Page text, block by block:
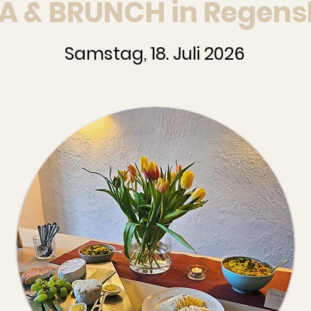
& BRUNCH in
Samstag, 18. Juli 2026